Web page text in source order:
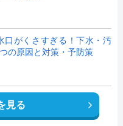
口がくさすぎる！下水・汚
の原因と対策・予防策
見る